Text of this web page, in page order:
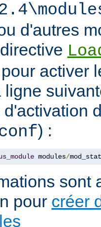
d'autres
activer
ligne
) :
modules/
sont
pour créer